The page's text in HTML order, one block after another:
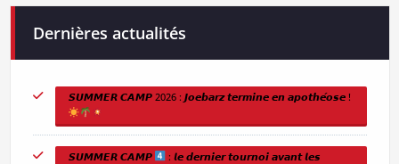
Dernières actualités
𝙎𝙐𝙈𝙈𝙀𝙍 𝘾𝘼𝙈𝙋 2026 : 𝙅𝙤𝙚𝙗𝙖𝙧𝙯 𝙩𝙚𝙧𝙢𝙞𝙣𝙚 𝙚𝙣 𝙖𝙥𝙤𝙩𝙝𝙚́𝙤𝙨𝙚 !
𝙎𝙐𝙈𝙈𝙀𝙍 𝘾𝘼𝙈𝙋
: 𝙡𝙚 𝙙𝙚𝙧𝙣𝙞𝙚𝙧 𝙩𝙤𝙪𝙧𝙣𝙤𝙞 𝙖𝙫𝙖𝙣𝙩 𝙡𝙚𝙨